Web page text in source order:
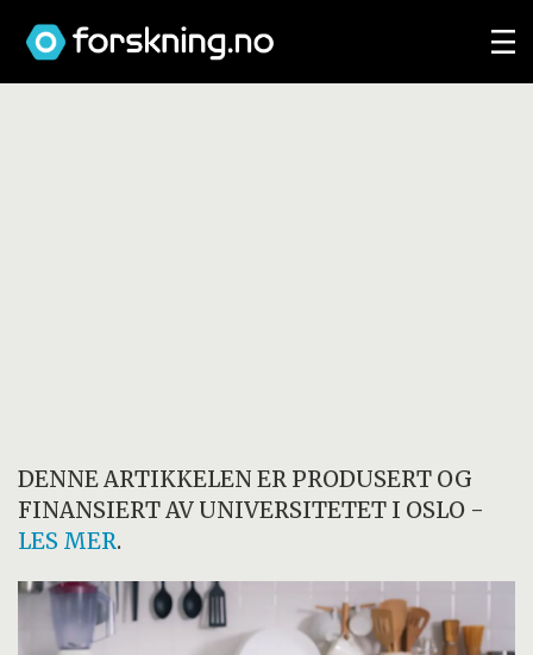
DENNE ARTIKKELEN ER PRODUSERT OG
FINANSIERT AV UNIVERSITETET I OSLO -
LES MER.